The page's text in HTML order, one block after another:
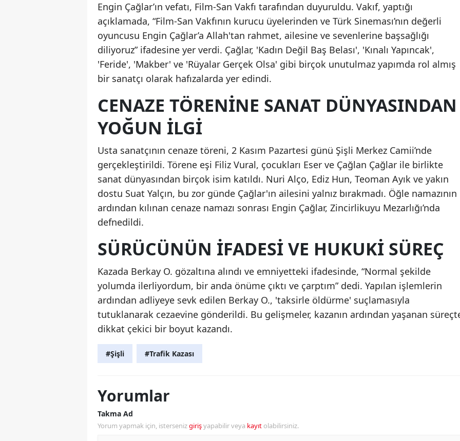
Engin Çağlar’ın vefatı, Film-San Vakfı tarafından duyuruldu. Vakıf, yaptığı
açıklamada, “Film-San Vakfının kurucu üyelerinden ve Türk Sineması’nın değerli
oyuncusu Engin Çağlar’a Allah'tan rahmet, ailesine ve sevenlerine başsağlığı
diliyoruz” ifadesine yer verdi. Çağlar, 'Kadın Değil Baş Belası', 'Kınalı Yapıncak',
'Feride', 'Makber' ve 'Rüyalar Gerçek Olsa' gibi birçok unutulmaz yapımda rol almış
bir sanatçı olarak hafızalarda yer edindi.
CENAZE TÖRENINE SANAT DÜNYASINDAN
YOĞUN İLGI
Usta sanatçının cenaze töreni, 2 Kasım Pazartesi günü Şişli Merkez Camii’nde
gerçekleştirildi. Törene eşi Filiz Vural, çocukları Eser ve Çağlan Çağlar ile birlikte
sanat dünyasından birçok isim katıldı. Nuri Alço, Ediz Hun, Teoman Ayık ve yakın
dostu Suat Yalçın, bu zor günde Çağlar'ın ailesini yalnız bırakmadı. Öğle namazının
ardından kılınan cenaze namazı sonrası Engin Çağlar, Zincirlikuyu Mezarlığı’nda
defnedildi.
SÜRÜCÜNÜN İFADESI VE HUKUKI SÜREÇ
Kazada Berkay O. gözaltına alındı ve emniyetteki ifadesinde, “Normal şekilde
yolumda ilerliyordum, bir anda önüme çıktı ve çarptım” dedi. Yapılan işlemlerin
ardından adliyeye sevk edilen Berkay O., 'taksirle öldürme' suçlamasıyla
tutuklanarak cezaevine gönderildi. Bu gelişmeler, kazanın ardından yaşanan
dikkat çekici bir boyut kazandı.
#Şişli #Trafik Kazası
Yorumlar
Takma Ad
Yorum yapmak için, istersenizgirişyapabilir veya kayıt olabilirsiniz.